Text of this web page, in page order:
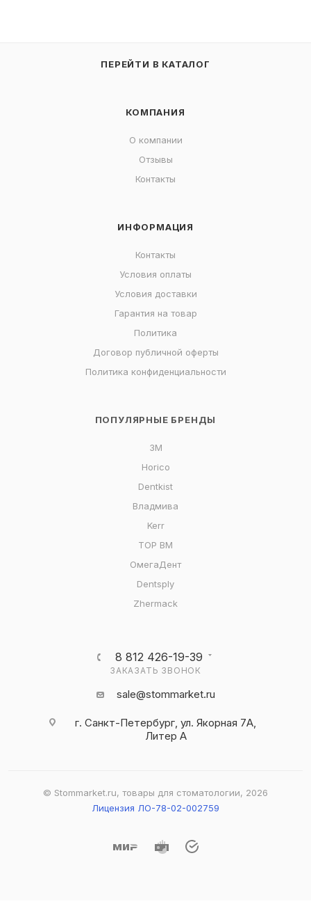
ПЕРЕЙТИ В КАТАЛОГ
КОМПАНИЯ
О компании
Отзывы
Контакты
ИНФОРМАЦИЯ
Контакты
Условия оплаты
Условия доставки
Гарантия на товар
Политика
Договор публичной оферты
Политика конфиденциальности
ПОПУЛЯРНЫЕ БРЕНДЫ
3M
Horico
Dentkist
Владмива
Kerr
ТОР ВМ
ОмегаДент
Dentsply
Zhermack
8 812 426-19-39
ЗАКАЗАТЬ ЗВОНОК
sale@stommarket.ru
г. Cанкт-Петербург, ул. Якорная 7А,
Литер А
© Stommarket.ru, товары для стоматологии, 2026
Лицензия ЛО-78-02-002759